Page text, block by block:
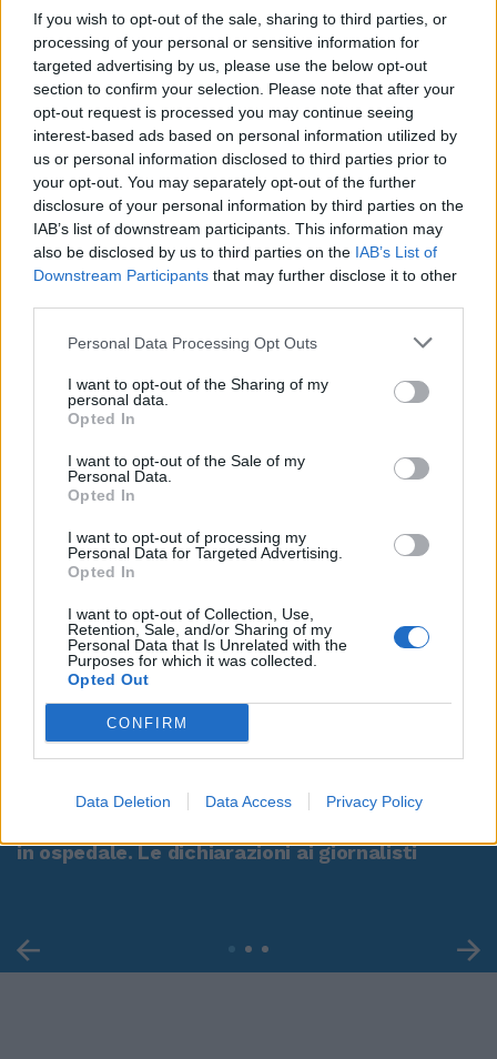
If you wish to opt-out of the sale, sharing to third parties, or
processing of your personal or sensitive information for
targeted advertising by us, please use the below opt-out
section to confirm your selection. Please note that after your
opt-out request is processed you may continue seeing
interest-based ads based on personal information utilized by
us or personal information disclosed to third parties prior to
your opt-out. You may separately opt-out of the further
disclosure of your personal information by third parties on the
IAB’s list of downstream participants. This information may
also be disclosed by us to third parties on the IAB’s List of
Downstream Participants that may further disclose it to other
Personal Data Processing Opt Outs
I want to opt-out of the Sharing of my
personal data.
Opted In
I want to opt-out of the Sale of my
Personal Data.
Opted In
I want to opt-out of processing my
Personal Data for Targeted Advertising.
Opted In
I want to opt-out of Collection, Use,
Retention, Sale, and/or Sharing of my
Personal Data that Is Unrelated with the
Purposes for which it was collected.
Opted Out
CONFIRM
Data Deletion Data Access Privacy Policy
in ospedale. Le dichiarazioni ai giornalisti